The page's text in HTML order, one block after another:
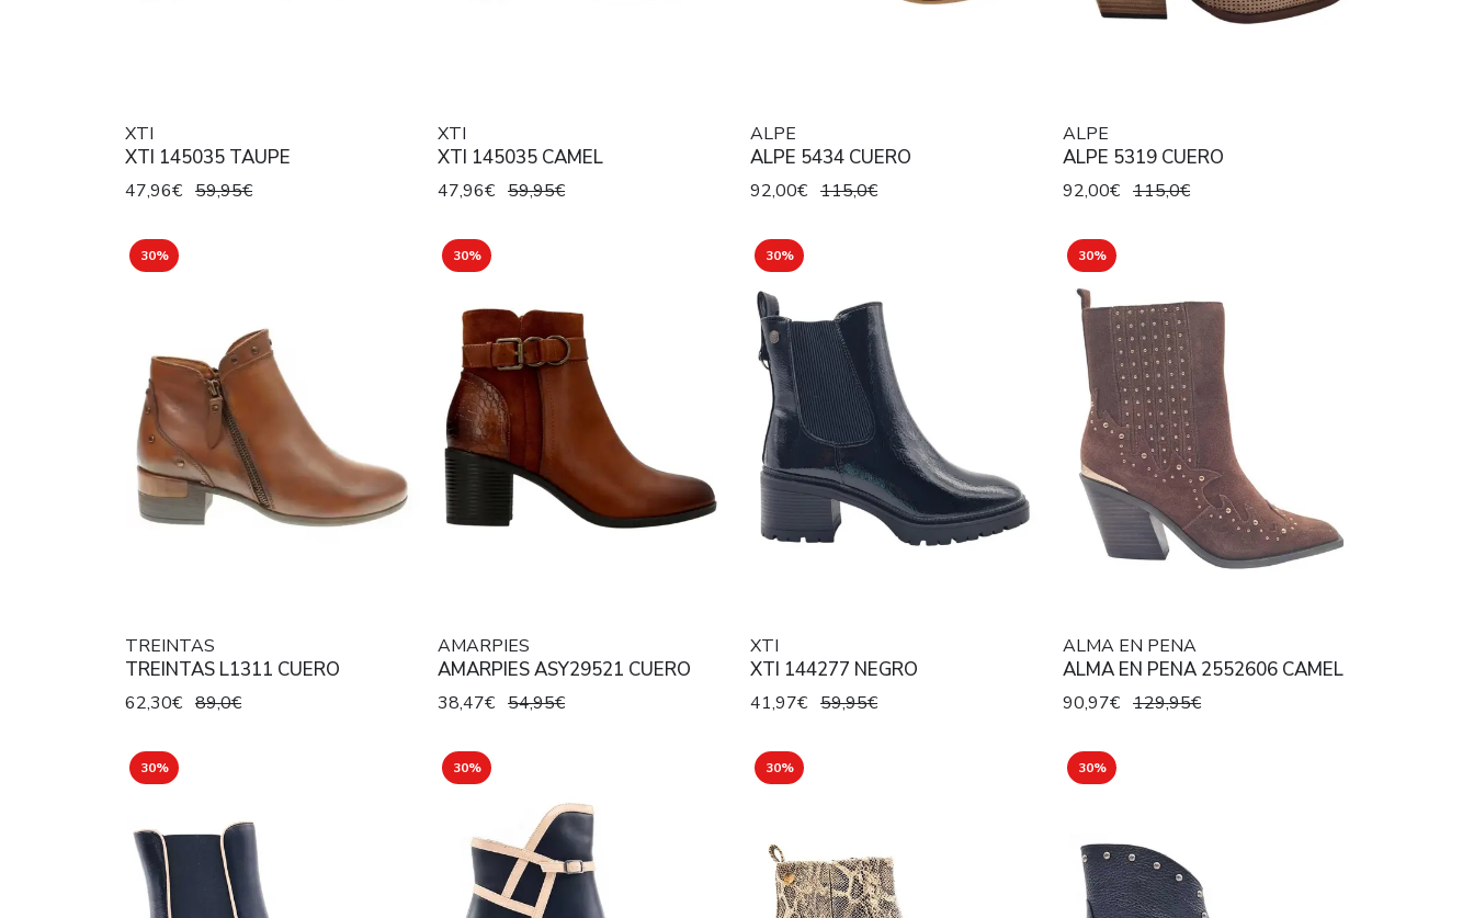
XTI
XTI 145035 TAUPE
47,96€ 59,95€
XTI
XTI 145035 CAMEL
47,96€ 59,95€
ALPE
ALPE 5434 CUERO
92,00€ 115,0€
ALPE
ALPE 5319 CUERO
92,00€ 115,0€
30%
TREINTAS
TREINTAS L1311 CUERO
62,30€ 89,0€
30%
AMARPIES
AMARPIES ASY29521 CUERO
38,47€ 54,95€
30%
XTI
XTI 144277 NEGRO
41,97€ 59,95€
30%
ALMA EN PENA
ALMA EN PENA 2552606 CAMEL
90,97€ 129,95€
30% 30% 30% 30%